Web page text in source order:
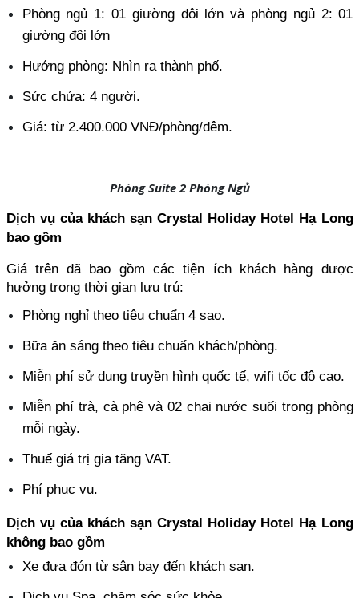
Phòng ngủ 1: 01 giường đôi lớn và phòng ngủ 2: 01
giường đôi lớn
Hướng phòng: Nhìn ra thành phố.
Sức chứa: 4 người.
Giá: từ 2.400.000 VNĐ/phòng/đêm.
Phòng Suite 2 Phòng Ngủ
Dịch vụ của khách sạn Crystal Holiday Hotel Hạ Long
bao gồm
Giá trên đã bao gồm các tiện ích khách hàng được
hưởng trong thời gian lưu trú:
Phòng nghỉ theo tiêu chuẩn 4 sao.
Bữa ăn sáng theo tiêu chuẩn khách/phòng.
Miễn phí sử dụng truyền hình quốc tế, wifi tốc độ cao.
Miễn phí trà, cà phê và 02 chai nước suối trong phòng
mỗi ngày.
Thuế giá trị gia tăng VAT.
Phí phục vụ.
Dịch vụ của khách sạn Crystal Holiday Hotel Hạ Long
không bao gồm
Xe đưa đón từ sân bay đến khách sạn.